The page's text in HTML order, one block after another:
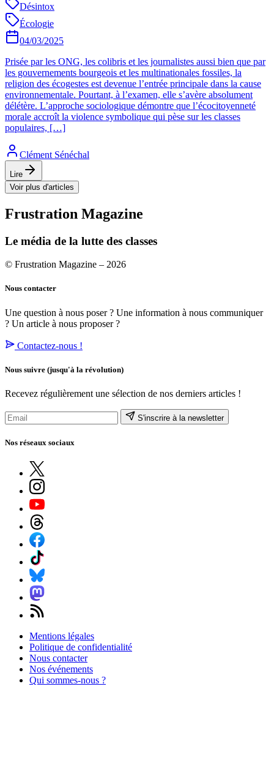
Désintox
Écologie
04/03/2025
Prisée par les ONG, les colibris et les journalistes aussi bien que par
les gouvernements bourgeois et les multinationales fossiles, la
religion des écogestes est devenue l’entrée principale dans la cause
environnementale. Pourtant, à l’examen, elle s’avère absolument
délétère. L’approche sociologique démontre que l’écocitoyenneté
morale accroît la violence symbolique qui pèse sur les classes
populaires, […]
Clément Sénéchal
Lire
Voir plus d'articles
Frustration Magazine
Le média de la lutte des classes
© Frustration Magazine – 2026
Nous contacter
Une question à nous poser ? Une information à nous communiquer
? Un article à nous proposer ?
Contactez-nous !
Nous suivre (jusqu'à la révolution)
Recevez régulièrement une sélection de nos derniers articles !
S'inscrire à la newsletter
Nos réseaux sociaux
Mentions légales
Politique de confidentialité
Nous contacter
Nos événements
Qui sommes-nous ?